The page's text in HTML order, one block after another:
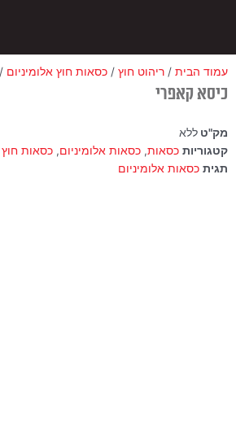
עמוד הבית / ריהוט חוץ / כסאות חוץ אלומיניום
כיסא קאפרי
מק"ט ללא
קטגוריות כסאות, כסאות אלומיניום, כסאות חוץ
תגית כסאות אלומיניום